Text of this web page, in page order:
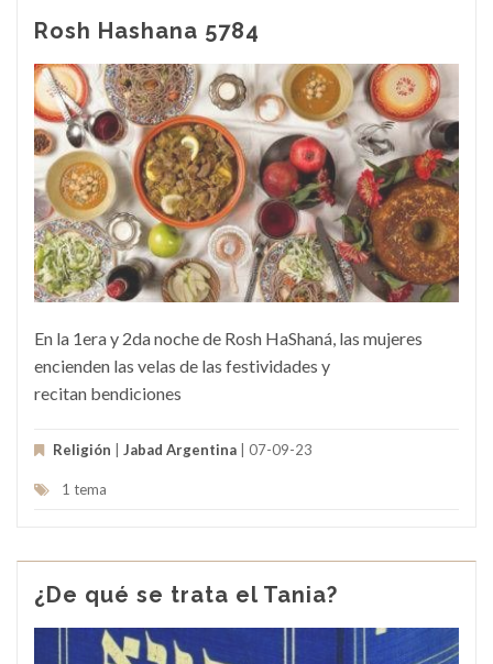
Rosh Hashana 5784
En la 1era y 2da noche de Rosh HaShaná, las mujeres
encienden las velas de las festividades y
recitan bendiciones
Religión Jabad Argentina | 07-09-23
1 tema
¿De qué se trata el Tania?